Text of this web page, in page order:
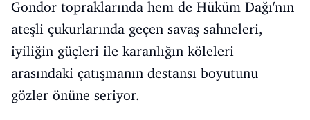
Gondor topraklarında hem de Hüküm Dağı'nın
ateşli çukurlarında geçen savaş sahneleri,
iyiliğin güçleri ile karanlığın köleleri
arasındaki çatışmanın destansı boyutunu
gözler önüne seriyor.